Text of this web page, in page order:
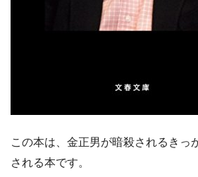
この本は、金正男が暗殺されるきっ
される本です。